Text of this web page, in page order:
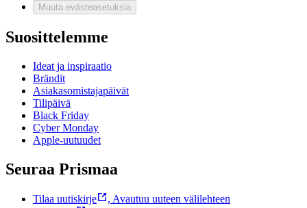
Muuta evästeasetuksia
Suosittelemme
Ideat ja inspiraatio
Brändit
Asiakasomistajapäivät
Tilipäivä
Black Friday
Cyber Monday
Apple-uutuudet
Seuraa Prismaa
Tilaa uutiskirje , Avautuu uuteen välilehteen